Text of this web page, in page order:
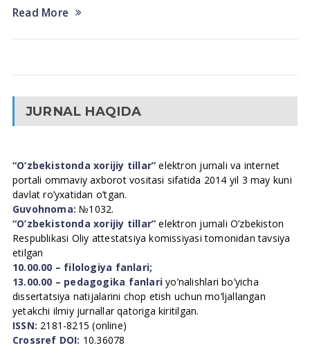
Read More
JURNAL HAQIDA
“O’zbekistonda xorijiy tillar” elektron jurnali va internet
portali ommaviy axborot vositasi sifatida 2014 yil 3 may kuni
davlat ro’yxatidan o’tgan.
Guvohnoma: №1032.
“O’zbekistonda xorijiy tillar” elektron jurnali O’zbekiston
Respublikasi Oliy attestatsiya komissiyasi tomonidan tavsiya
etilgan
10.00.00 – filologiya fanlari;
13.00.00 – pedagogika fanlari yo’nalishlari bo’yicha
dissertatsiya natijalarini chop etish uchun mo’ljallangan
yetakchi ilmiy jurnallar qatoriga kiritilgan.
ISSN: 2181-8215 (online)
Crossref DOI: 10.36078